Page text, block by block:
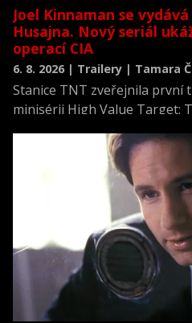
Joel Kinnaman se
Husajna. Nový seriál
operací CIA
6. 8. 2026 | Trailery | Tamara
Stanice TNT zveřejnila první
minisérii High Value Target:
novodobých dějin.